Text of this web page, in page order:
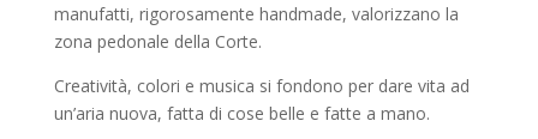
manufatti, rigorosamente handmade, valorizzano la
zona pedonale della Corte.
Creatività, colori e musica si fondono per dare vita ad
un’aria nuova, fatta di cose belle e fatte a mano.